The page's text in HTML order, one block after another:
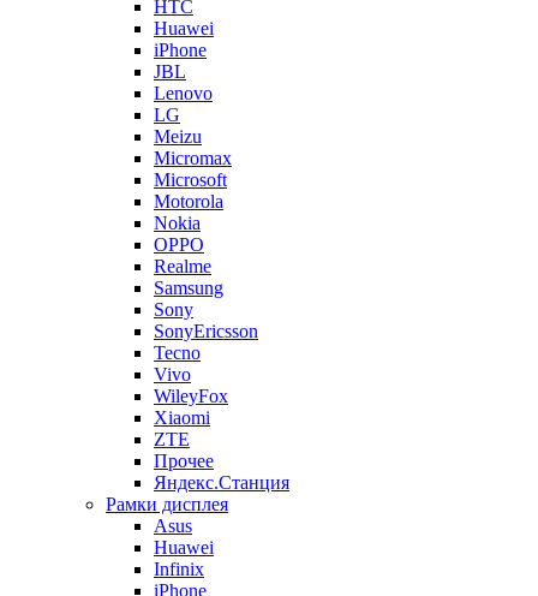
HTC
Huawei
iPhone
JBL
Lenovo
LG
Meizu
Micromax
Microsoft
Motorola
Nokia
OPPO
Realme
Samsung
Sony
SonyEricsson
Tecno
Vivo
WileyFox
Xiaomi
ZTE
Прочее
Яндекс.Станция
Рамки дисплея
Asus
Huawei
Infinix
iPhone